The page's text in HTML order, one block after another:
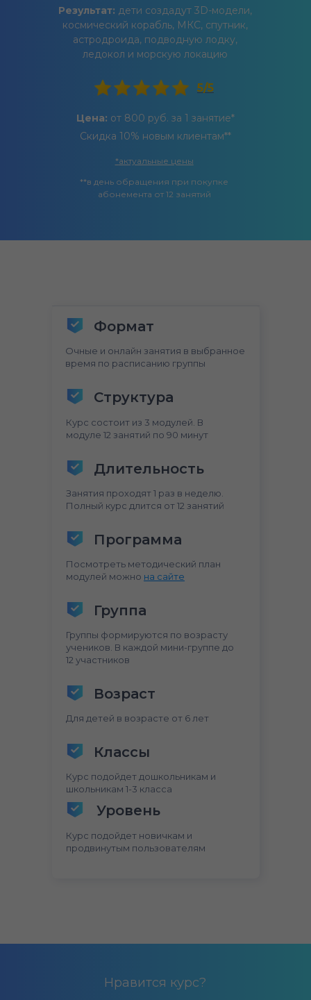
Результат: дети создадут 3D-модели,
космический корабль, МКС, спутник,
астродроида, подводную лодку,
ледокол и морскую локацию
Цена: от 800 руб. за 1 занятие*
Скидка 10% новым клиентам**
*актуальные цены
**в день обращения при покупке
абонемента от 12 занятий
5/5
Формат
Очные и онлайн занятия в выбранное
время по расписанию группы
Структура
Курс состоит из 3 модулей. В
модуле 12 занятий по 90 минут
Длительность
Занятия проходят 1 раз в неделю.
Полный курс длится от 12 занятий
Программа
Посмотреть методический план
модулей можно на сайте
Группы формируются по возрасту
учеников. В каждой мини-группе до
12 участников
Возраст
Для детей в возрасте от 6 лет
Классы
Уровень
Курс подойдет новичкам и
продвинутым пользователям
Курс подойдет дошкольникам и
школьникам 1-3 класса
Группа
Нравится курс?